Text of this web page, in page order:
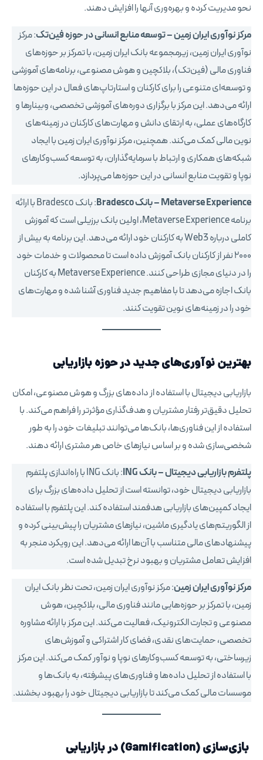
نحو مدیریت کرده و بهره‌وری آنها را افزایش دهند.
مرکز نوآوری ایران زمین – توسعه منابع انسانی در حوزه فین‌تک: مرکز
نوآوری ایران زمین، زیرمجموعه بانک ایران زمین، با تمرکز بر حوزه‌های
فناوری مالی (فین‌تک)، بلاکچین و هوش مصنوعی، برنامه‌های آموزشی
و توسعه‌ای متنوعی را برای کارکنان و استارتاپ‌های فعال در این حوزه‌ها
ارائه می‌دهد. این مرکز با برگزاری دوره‌های آموزشی تخصصی، وبینارها و
کارگاه‌های عملی، به ارتقای دانش و مهارت‌های کارکنان در زمینه‌های
نوین مالی کمک می‌کند. همچنین، مرکز نوآوری ایران زمین با ایجاد
شبکه‌های همکاری و ارتباط با سرمایه‌گذاران، به توسعه کسب‌وکارهای
نوپا و تقویت منابع انسانی در این حوزه‌ها می‌پردازد.
Metaverse Experience – بانک Bradesco
: بانک Bradesco با ارائه
برنامه Metaverse Experience، اولین بانک برزیلی است که آموزش
کاملی درباره Web3 به کارکنان خود ارائه می‌دهد. این برنامه به بیش از
۲۰۰۰ نفر از کارکنان بانک آموزش داده است تا محصولات و خدمات خود
را در دنیای مجازی طراحی کنند. Metaverse Experience به کارکنان
بانک اجازه می‌دهد تا با مفاهیم جدید فناوری آشنا شده و مهارت‌های
خود را در زمینه‌های نوین تقویت کنند.
بهترین نوآوری‌های جدید در حوزهبازاریابی
بازاریابی دیجیتال با استفاده از داده‌های بزرگ و هوش مصنوعی، امکان
تحلیل دقیق‌تر رفتار مشتریان و هدف‌گذاری مؤثرتر را فراهم می‌کند. با
استفاده از این فناوری‌ها، بانک‌ها می‌توانند تبلیغات خود را به طور
شخصی‌سازی شده و بر اساس نیازهای خاص هر مشتری ارائه دهند.
پلتفرم بازاریابی دیجیتال – بانک ING
: بانک ING با راه‌اندازی پلتفرم
بازاریابی دیجیتال خود، توانسته است از تحلیل داده‌های بزرگ برای
ایجاد کمپین‌های بازاریابی هدفمند استفاده کند. این پلتفرم با استفاده
از الگوریتم‌های یادگیری ماشین، نیازهای مشتریان را پیش‌بینی کرده و
پیشنهادهای مالی متناسب با آن‌ها ارائه می‌دهد. این رویکرد منجر به
افزایش تعامل مشتریان و بهبود نرخ تبدیل شده است.
مرکز نوآوری ایران زمین: مرکز نوآوری ایران زمین، تحت نظر بانک ایران
زمین، با تمرکز بر حوزه‌هایی مانند فناوری مالی، بلاکچین، هوش
مصنوعی و تجارت الکترونیک، فعالیت می‌کند. این مرکز با ارائه مشاوره
تخصصی، حمایت‌های نقدی، فضای کار اشتراکی و آموزش‌های
زیرساختی، به توسعه کسب‌وکارهای نوپا و نوآور کمک می‌کند. این مرکز
با استفاده از تحلیل داده‌ها و فناوری‌های پیشرفته، به بانک‌ها و
موسسات مالی کمک می‌کند تا بازاریابی دیجیتال خود را بهبود بخشند.
بازی‌سازی(Gamification) در بازاریابی